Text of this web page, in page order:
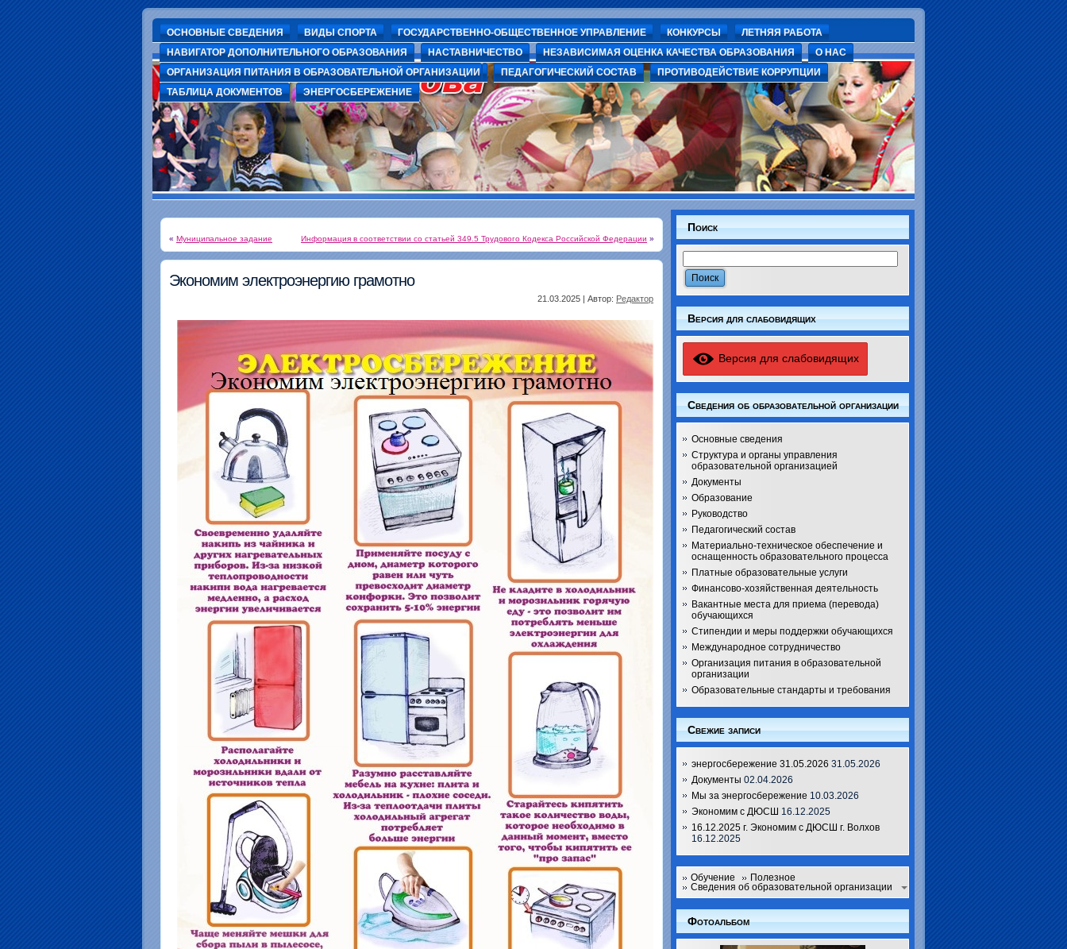
ОСНОВНЫЕ СВЕДЕНИЯ ВИДЫ СПОРТА ГОСУДАРСТВЕННО-ОБЩЕСТВЕННОЕ УПРАВЛЕНИЕ КОНКУРСЫ
ЛЕТНЯЯ РАБОТА
НАВИГАТОР ДОПОЛНИТЕЛЬНОГО ОБРАЗОВАНИЯ
НАСТАВНИЧЕСТВО НЕЗАВИСИМАЯ ОЦЕНКА КАЧЕСТВА ОБРАЗОВАНИЯ
О НАС
ОРГАНИЗАЦИЯ ПИТАНИЯ В ОБРАЗОВАТЕЛЬНОЙ ОРГАНИЗАЦИИ
ПЕДАГОГИЧЕСКИЙ СОСТАВ
ПРОТИВОДЕЙСТВИЕ КОРРУПЦИИ
ТАБЛИЦА ДОКУМЕНТОВ
ЭНЕРГОСБЕРЕЖЕНИЕ
« Муниципальное задание Информация в соответствии со статьей 349.5 Трудового Кодекса Российской Федерации »
Экономим электроэнергию грамотно
21.03.2025 | Автор: Редактор
Поиск
Версия для слабовидящих
Версия для слабовидящих
Сведения об образовательной организации
Основные сведения
Структура и органы управления
образовательной организацией
Документы
Образование
Руководство
Педагогический состав
Материально-техническое обеспечение и
оснащенность образовательного процесса
Платные образовательные услуги
Финансово-хозяйственная деятельность
Вакантные места для приема (перевода)
обучающихся
Стипендии и меры поддержки обучающихся
Международное сотрудничество
Организация питания в образовательной
организации
Образовательные стандарты и требования
Свежие записи
энергосбережение 31.05.2026 31.05.2026
Документы 02.04.2026
Мы за энергосбережение 10.03.2026
Экономим с ДЮСШ 16.12.2025
16.12.2025 г. Экономим с ДЮСШ г. Волхов
16.12.2025
Обучение
Полезное
Сведения об образовательной организации
Фотоальбом